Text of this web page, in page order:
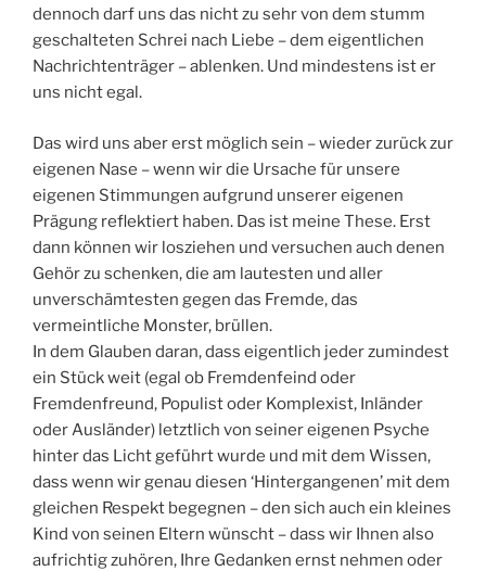
dennoch darf uns das nicht zu sehr von dem stumm
geschalteten Schrei nach Liebe – dem eigentlichen
Nachrichtenträger – ablenken. Und mindestens ist er
uns nicht egal.
Das wird uns aber erst möglich sein – wieder zurück zur
eigenen Nase – wenn wir die Ursache für unsere
eigenen Stimmungen aufgrund unserer eigenen
Prägung reflektiert haben. Das ist meine These. Erst
dann können wir losziehen und versuchen auch denen
Gehör zu schenken, die am lautesten und aller
unverschämtesten gegen das Fremde, das
vermeintliche Monster, brüllen.
In dem Glauben daran, dass eigentlich jeder zumindest
ein Stück weit (egal ob Fremdenfeind oder
Fremdenfreund, Populist oder Komplexist, Inländer
oder Ausländer) letztlich von seiner eigenen Psyche
hinter das Licht geführt wurde und mit dem Wissen,
dass wenn wir genau diesen ‘Hintergangenen’ mit dem
gleichen Respekt begegnen – den sich auch ein kleines
Kind von seinen Eltern wünscht – dass wir Ihnen also
aufrichtig zuhören, Ihre Gedanken ernst nehmen oder